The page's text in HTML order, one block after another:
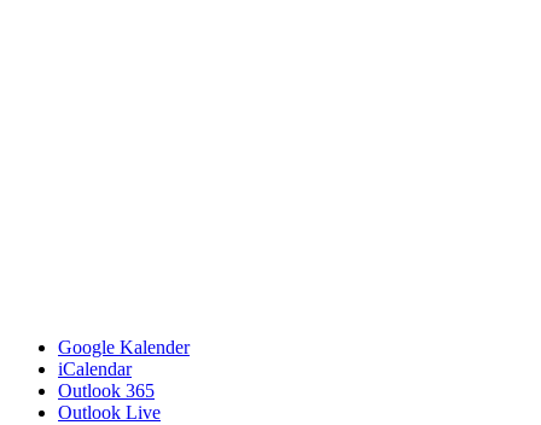
Google Kalender
iCalendar
Outlook 365
Outlook Live